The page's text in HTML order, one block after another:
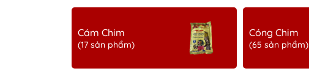
Cám Chim
(17 sản phẩm)
Cóng Chim
(65 sản phẩm)